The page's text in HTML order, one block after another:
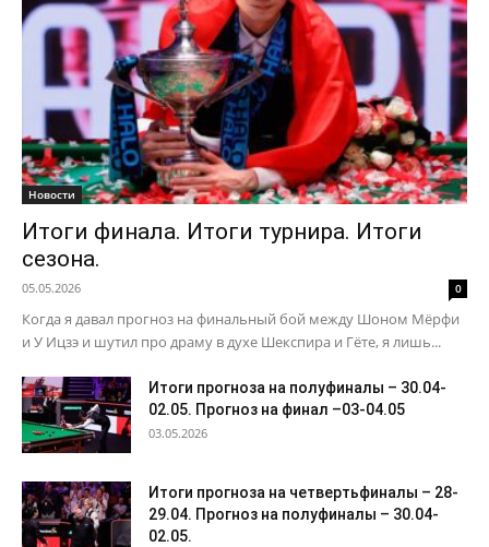
Новости
Итоги финала. Итоги турнира. Итоги
сезона.
05.05.2026 0
Когда я давал прогноз на финальный бой между Шоном Мёрфи
и У Ицзэ и шутил про драму в духе Шекспира и Гёте, я лишь...
Итоги прогноза на полуфиналы – 30.04-
02.05. Прогноз на финал –03-04.05
03.05.2026
Итоги прогноза на четвертьфиналы – 28-
29.04. Прогноз на полуфиналы – 30.04-
02.05.